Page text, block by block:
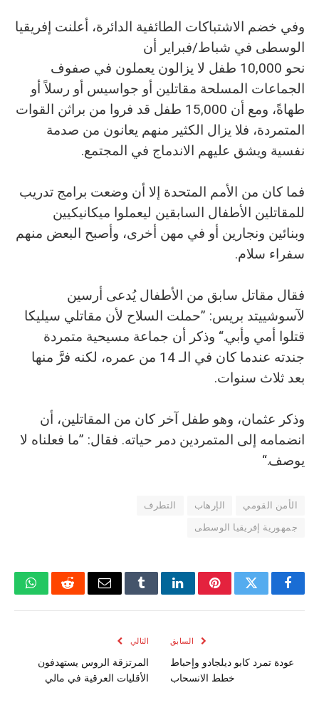
وفي خضم الاشتباكات الطائفية الدائرة، أعلنت إفريقيا
الوسطى في شباط/فبراير أن
نحو 10,000 طفل لا يزالون يعملون في صفوف
الجماعات المسلحة مقاتلين أو جواسيس أو رسلاً أو
طهاةً، ومع أن 15,000 طفل قد فروا من براثن القوات
المتمردة، فلا يزال الكثير منهم يعانون من صدمة
نفسية ويشق عليهم الاندماج في المجتمع.
فما كان من الأمم المتحدة إلا أن وضعت برامج تدريب
للمقاتلين الأطفال السابقين ليعملوا ميكانيكيين
وبنائين ونجارين أو في مهن أخرى، وأصبح البعض منهم
سفراء سلام.
فقال مقاتل سابق من الأطفال يُدعى أرسين
لآسوشييتد بريس: ”حملت السلاح لأن مقاتلي سيليكا
قتلوا أمي وأبي.“ وذكر أن جماعة مسيحية متمردة
جندته عندما كان في الـ 14 من عمره، لكنه فرَّ منها
بعد ثلاث سنوات.
وذكر عثمان، وهو طفل آخر كان من المقاتلين، أن
انضمامه إلى المتمردين دمر حياته. فقال: ”ما فعلناه لا
يوصف.“
الأمن القومي الإرهاب التطرف
جمهورية إفريقيا الوسطى
فيسبوكتويتر بينتيريستلينكدإنTumblrالبريد
رديت
السابق
عودة تمرد كابو ديلجادو وإحباط
خطط الانسحاب
التالي
المرتزقة الروس يستهدفون
الأقليات العرقية في مالي